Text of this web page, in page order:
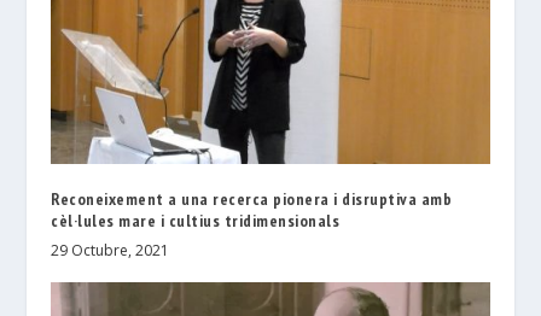
Reconeixement a una recerca pionera i disruptiva amb
cèl·lules mare i cultius tridimensionals
29 Octubre, 2021